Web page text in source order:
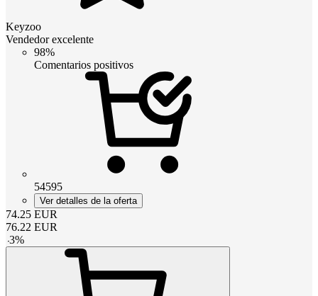
Keyzoo
Vendedor excelente
98%
Comentarios positivos
54595
Ver detalles de la oferta
74.25 EUR
76.22 EUR
-3%